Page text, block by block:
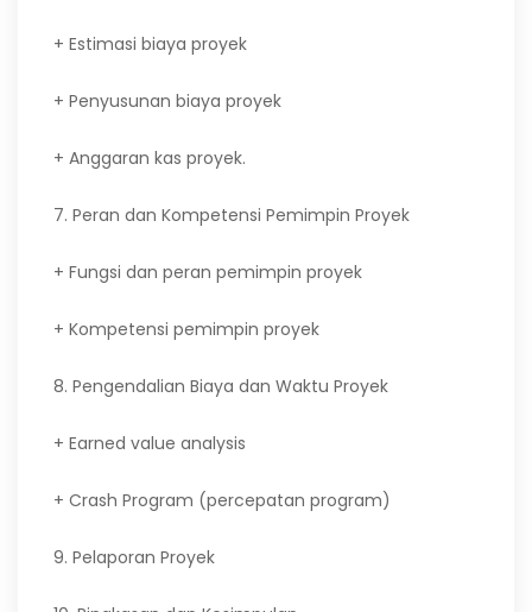
+ Estimasi biaya proyek
+ Penyusunan biaya proyek
+ Anggaran kas proyek.
7. Peran dan Kompetensi Pemimpin Proyek
+ Fungsi dan peran pemimpin proyek
+ Kompetensi pemimpin proyek
8. Pengendalian Biaya dan Waktu Proyek
+ Earned value analysis
+ Crash Program (percepatan program)
9. Pelaporan Proyek